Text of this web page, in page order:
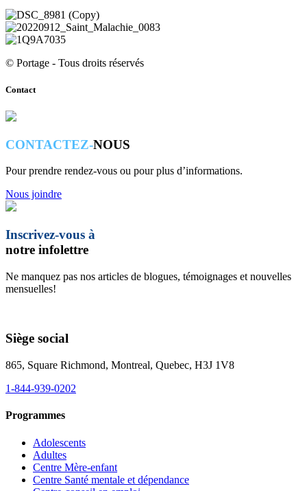
© Portage - Tous droits réservés
Contact
CONTACTEZ-NOUS
Pour prendre rendez-vous ou pour plus d’informations.
Nous joindre
Inscrivez-vous à
notre infolettre
Ne manquez pas nos articles de blogues, témoignages et nouvelles
mensuelles!
Siège social
865, Square Richmond, Montreal, Quebec, H3J 1V8
1-844-939-0202
Programmes
Adolescents
Adultes
Centre Mère-enfant
Centre Santé mentale et dépendance